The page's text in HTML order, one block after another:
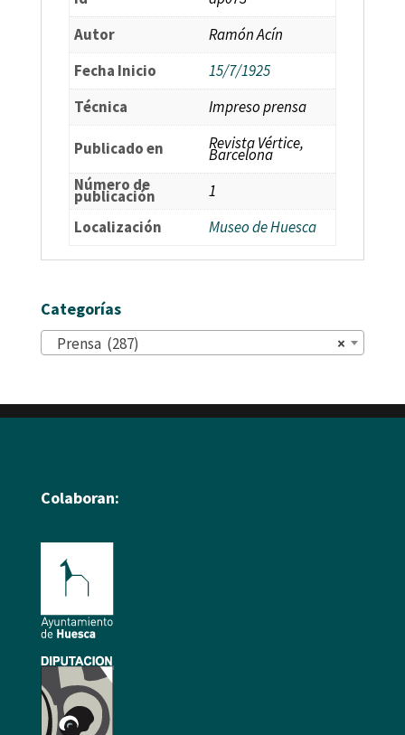
Autor
Ramón Acín
Fecha Inicio
15/7/1925
Técnica
Impreso prensa
Publicado en Revista Vértice,
Barcelona
Número de
publicación
1
Localización
Museo de Huesca
Categorías
×
Prensa (287)
Colaboran: